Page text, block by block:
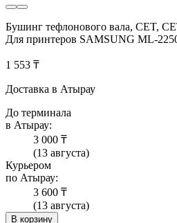
Бушинг тефлонового вала, CET,
Для принтеров SAMSUNG ML-
1 553 ₸
Доставка в Атырау
До терминала
в Атырау:
3 000 ₸
(13 августа)
Курьером
по Атырау:
3 600 ₸
(13 августа)
В корзину